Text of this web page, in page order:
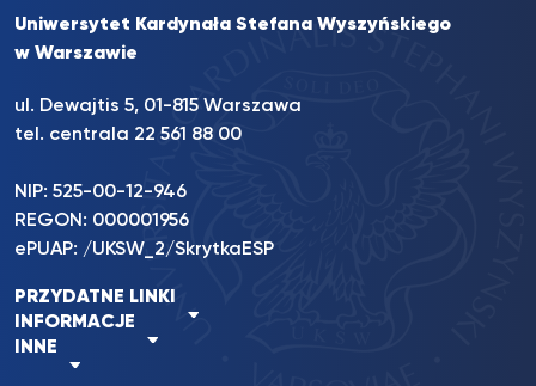
Uniwersytet Kardynała Stefana Wyszyńskiego
w Warszawie
ul. Dewajtis 5, 01-815 Warszawa
tel. centrala 22 561 88 00
NIP: 525-00-12-946
REGON: 000001956
ePUAP: /UKSW_2/SkrytkaESP
PRZYDATNE LINKI
INFORMACJE
INNE